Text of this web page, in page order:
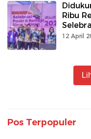
Ribu
12 April
Pos Terpopuler